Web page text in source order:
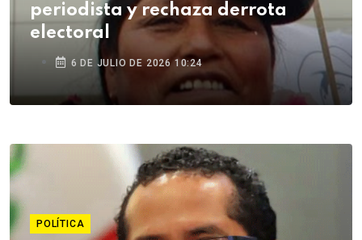
periodista y rechaza derrota
electoral
6 DE JULIO DE 2026 10:24
POLÍTICA